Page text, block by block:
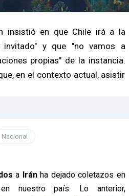
insistió en que Chile irá a la
invitado" y que "no vamos a
propias" de la instancia.
en el contexto actual, asistir
Nacional
a Iránha dejado coletazos en
nuestro país. Lo anterior,